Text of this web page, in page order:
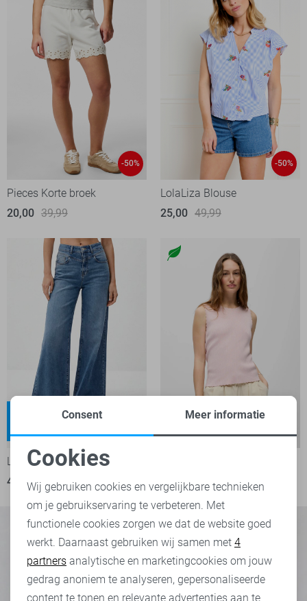
-50%
Pieces Korte broek
20,00 39,99
-50%
LolaLiza Blouse
25,00 49,99
LTB Jeans
40,00
79,95
15,00
29,99
Noodzakelijke cookies
Personalisatie cookies
Analytische cookies
Marketing cookies
Consent Meer informatie
Cookies
Wij gebruiken cookies en vergelijkbare technieken
om je gebruikservaring te verbeteren. Met
functionele cookies zorgen we dat de website goed
werkt. Daarnaast gebruiken wij samen met 4
partners analytische en marketingcookies om jouw
gedrag anoniem te analyseren, gepersonaliseerde
content te tonen en relevante advertenties aan te